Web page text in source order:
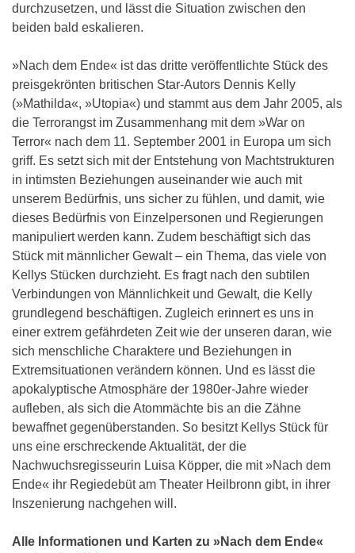
durchzusetzen, und lässt die Situation zwischen den
beiden bald eskalieren.
»Nach dem Ende« ist das dritte veröffentlichte Stück des
preisgekrönten britischen Star-Autors Dennis Kelly
(»Mathilda«, »Utopia«) und stammt aus dem Jahr 2005, als
die Terrorangst im Zusammenhang mit dem »War on
Terror« nach dem 11. September 2001 in Europa um sich
griff. Es setzt sich mit der Entstehung von Machtstrukturen
in intimsten Beziehungen auseinander wie auch mit
unserem Bedürfnis, uns sicher zu fühlen, und damit, wie
dieses Bedürfnis von Einzelpersonen und Regierungen
manipuliert werden kann. Zudem beschäftigt sich das
Stück mit männlicher Gewalt – ein Thema, das viele von
Kellys Stücken durchzieht. Es fragt nach den subtilen
Verbindungen von Männlichkeit und Gewalt, die Kelly
grundlegend beschäftigen. Zugleich erinnert es uns in
einer extrem gefährdeten Zeit wie der unseren daran, wie
sich menschliche Charaktere und Beziehungen in
Extremsituationen verändern können. Und es lässt die
apokalyptische Atmosphäre der 1980er-Jahre wieder
aufleben, als sich die Atommächte bis an die Zähne
bewaffnet gegenüberstanden. So besitzt Kellys Stück für
uns eine erschreckende Aktualität, der die
Nachwuchsregisseurin Luisa Köpper, die mit »Nach dem
Ende« ihr Regiedebüt am Theater Heilbronn gibt, in ihrer
Inszenierung nachgehen will.
Alle Informationen und Karten zu »Nach dem Ende«